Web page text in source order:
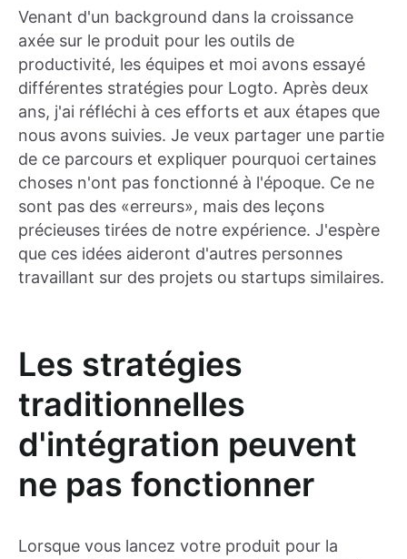
Venant d'un background dans la croissance
axée sur le produit pour les outils de
productivité, les équipes et moi avons essayé
différentes stratégies pour Logto. Après deux
ans, j'ai réfléchi à ces efforts et aux étapes que
nous avons suivies. Je veux partager une partie
de ce parcours et expliquer pourquoi certaines
choses n'ont pas fonctionné à l'époque. Ce ne
sont pas des «erreurs», mais des leçons
précieuses tirées de notre expérience. J'espère
que ces idées aideront d'autres personnes
travaillant sur des projets ou startups similaires.
Les stratégies
traditionnelles
d'intégration peuvent
ne pas fonctionner
Lorsque vous lancez votre produit pour la